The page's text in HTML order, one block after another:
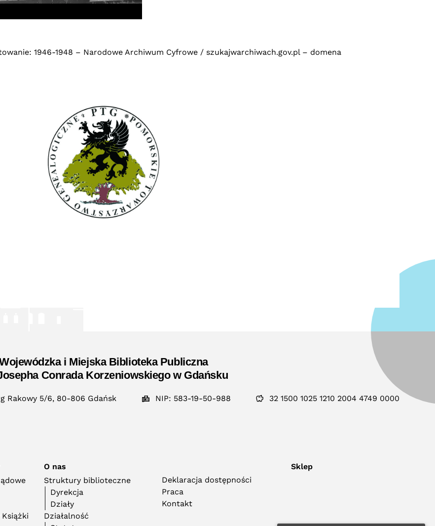
1946-1948 – Narodowe Archiwum Cyfrowe / szukajwarchiwach.gov.pl – domena
i Miejska Biblioteka Publiczna
Conrada Korzeniowskiego w Gdańsku
Rakowy 5/6, 80-806 Gdańsk NIP: 583-19-50-988 32 1500 1025 1210 2004 4749 0000
O nas
Struktury biblioteczne
Dyrekcja
Działy
Działalność
Deklaracja dostępności
Praca
Kontakt
Sklep